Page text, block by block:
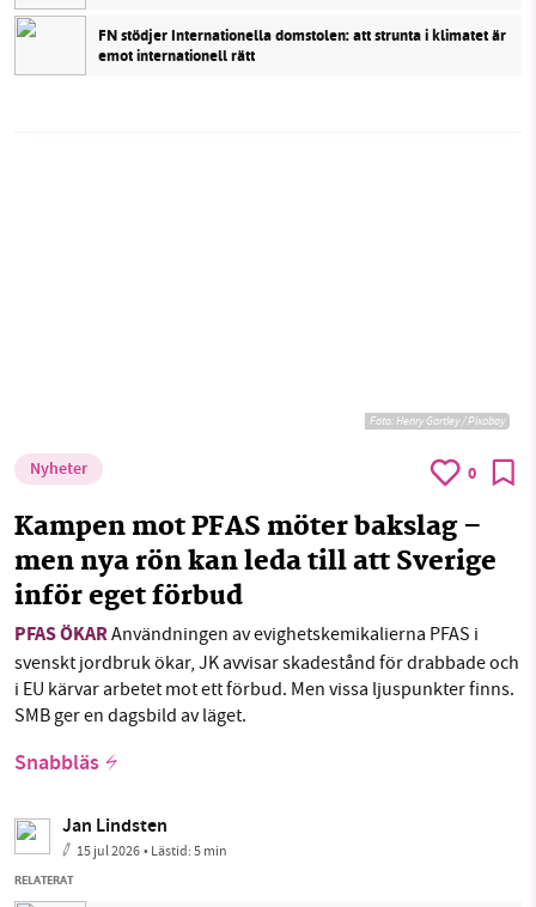
FN stödjer Internationella domstolen: att strunta i klimatet är
emot internationell rätt
Foto: Henry Gartley / Pixabay
Nyheter 0
Kampen mot PFAS möter bakslag –
men nya rön kan leda till att Sverige
inför eget förbud
PFAS ÖKARAnvändningen av evighetskemikalierna PFAS i
svenskt jordbruk ökar, JK avvisar skadestånd för drabbade och
i EU kärvar arbetet mot ett förbud. Men vissa ljuspunkter finns.
SMB ger en dagsbild av läget.
Snabbläs
Jan Lindsten
15 jul 2026• Lästid:5 min
RELATERAT